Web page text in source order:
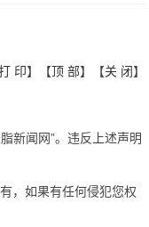
印】【顶 部】【关 闭】
新闻网”。违反上述声明
，如果有任何侵犯您权